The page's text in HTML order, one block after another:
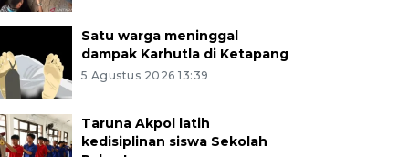
Satu warga meninggal
dampak Karhutla di Ketapang
5 Agustus 2026 13:39
Taruna Akpol latih
kedisiplinan siswa Sekolah